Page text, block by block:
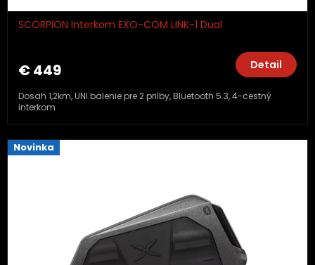
SCORPION Interkom EXO-COM LINK-1 Dual
€ 449 Detail
Dosah 1,2km, UNI balenie pre 2 prilby, Bluetooth 5.3, 4-cestný
interkom
Novinka